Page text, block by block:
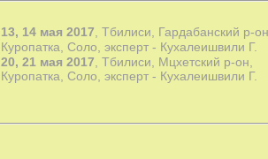
13, 14 мая 2017 , Тбилиси, Гардабанский р-он,
Куропатка, Соло, эксперт - Кухалеишвили Г.
20, 21 мая 2017 , Тбилиси, Мцхетский р-он,
Куропатка, Соло, эксперт - Кухалеишвили Г.